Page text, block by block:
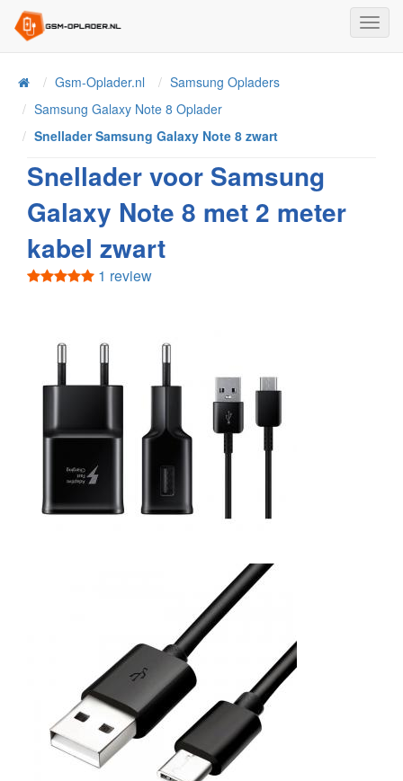
HomeGsm-Oplader.nl
Samsung Opladers
Samsung Galaxy Note 8 Oplader
Snellader Samsung Galaxy Note 8 zwart
Snellader voor Samsung
Galaxy Note 8 met 2 meter
kabel zwart
1 review